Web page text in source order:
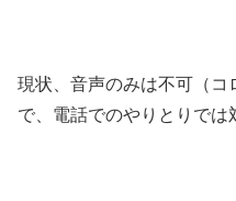
現状、音声のみは不可（
で、電話でのやりとりでは